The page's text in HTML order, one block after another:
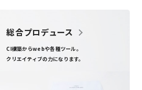
総合プロデュース
CI構築からwebや各種ツール。
クリエイティブの力になります。